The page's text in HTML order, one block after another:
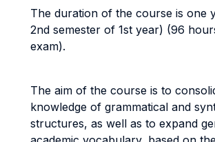
The duration of the course is one
2nd semester of 1st year) (96
exam).
The aim of the course is to
knowledge of grammatical and
structures, as well as to expand